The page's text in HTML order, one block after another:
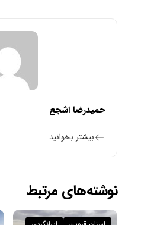
حمیدرضا اشجع
بیشتر بخوانید
نوشته‌های مرتبط